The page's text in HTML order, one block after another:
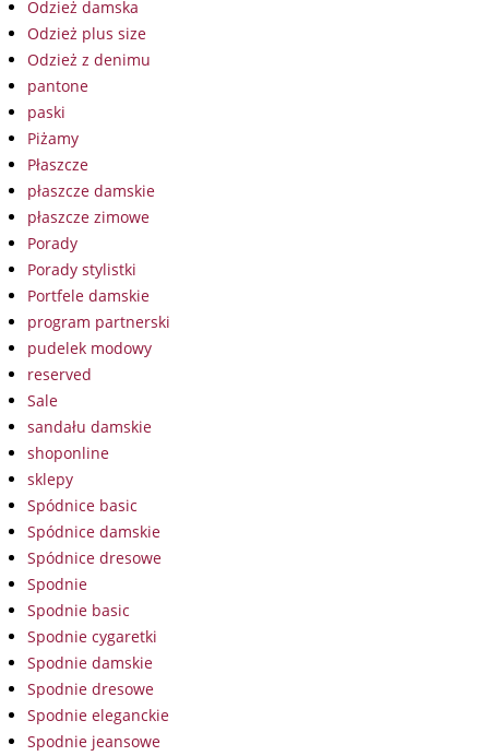
Odzież damska
Odzież plus size
Odzież z denimu
pantone
paski
Piżamy
Płaszcze
płaszcze damskie
płaszcze zimowe
Porady
Porady stylistki
Portfele damskie
program partnerski
pudelek modowy
reserved
Sale
sandału damskie
shoponline
sklepy
Spódnice basic
Spódnice damskie
Spódnice dresowe
Spodnie
Spodnie basic
Spodnie cygaretki
Spodnie damskie
Spodnie dresowe
Spodnie eleganckie
Spodnie jeansowe